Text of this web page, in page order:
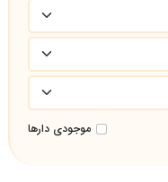
موجودی دارها